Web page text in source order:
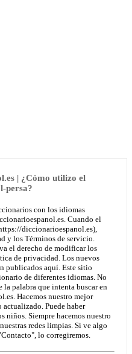
| ¿Cómo utilizo el
persa?
con los idiomas
Cuando el
diccionarioespanol.es),
y los Términos de servicio.
el derecho de modificar los
de privacidad. Los nuevos
publicados aquí. Este sitio
de diferentes idiomas. No
la palabra que intenta buscar en
Hacemos nuestro mejor
actualizado. Puede haber
niños. Siempre hacemos nuestro
redes limpias. Si ve algo
, lo corregiremos.